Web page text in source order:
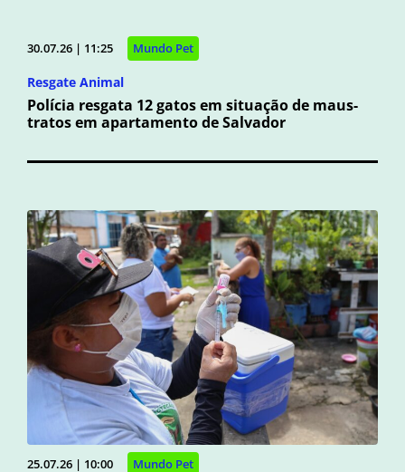
30.07.26 | 11:25 Mundo Pet
Resgate Animal
Polícia resgata 12 gatos em situação de maus-
tratos em apartamento de Salvador
25.07.26 | 10:00 Mundo Pet